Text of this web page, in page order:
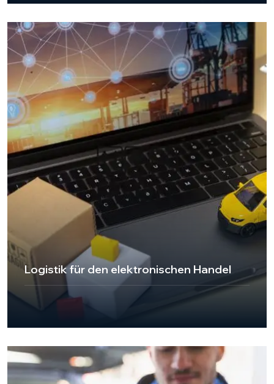
mit seinen Supply-Chain-Management-
Dienstleistungen Wettbewerbsvorteile. Dank unserer
modernen Technologien, unseres Expertenteams und
unserer starken Logistikinfrastruktur bieten wir einen
reibungslosen und effizienten Service in jeder Phase
Ihrer Lieferkette.
Przejdź do strony
Logistik für den elektronischen Handel
UKT Express Cargo bietet schnelle und zuverlässige
digitalen Zeitalters mit E-Commerce-
Logistikdienstleistungen gerecht werden. Wir bieten
professionelle Unterstützung in jeder Phase von der
Lagerung bis zur Auslieferung, um die